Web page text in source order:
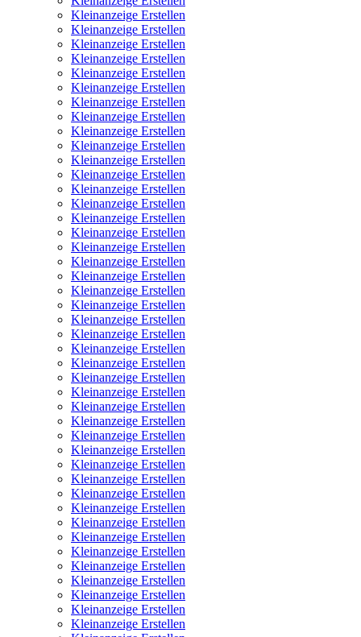
Kleinanzeige Erstellen
Kleinanzeige Erstellen
Kleinanzeige Erstellen
Kleinanzeige Erstellen
Kleinanzeige Erstellen
Kleinanzeige Erstellen
Kleinanzeige Erstellen
Kleinanzeige Erstellen
Kleinanzeige Erstellen
Kleinanzeige Erstellen
Kleinanzeige Erstellen
Kleinanzeige Erstellen
Kleinanzeige Erstellen
Kleinanzeige Erstellen
Kleinanzeige Erstellen
Kleinanzeige Erstellen
Kleinanzeige Erstellen
Kleinanzeige Erstellen
Kleinanzeige Erstellen
Kleinanzeige Erstellen
Kleinanzeige Erstellen
Kleinanzeige Erstellen
Kleinanzeige Erstellen
Kleinanzeige Erstellen
Kleinanzeige Erstellen
Kleinanzeige Erstellen
Kleinanzeige Erstellen
Kleinanzeige Erstellen
Kleinanzeige Erstellen
Kleinanzeige Erstellen
Kleinanzeige Erstellen
Kleinanzeige Erstellen
Kleinanzeige Erstellen
Kleinanzeige Erstellen
Kleinanzeige Erstellen
Kleinanzeige Erstellen
Kleinanzeige Erstellen
Kleinanzeige Erstellen
Kleinanzeige Erstellen
Kleinanzeige Erstellen
Kleinanzeige Erstellen
Kleinanzeige Erstellen
Kleinanzeige Erstellen